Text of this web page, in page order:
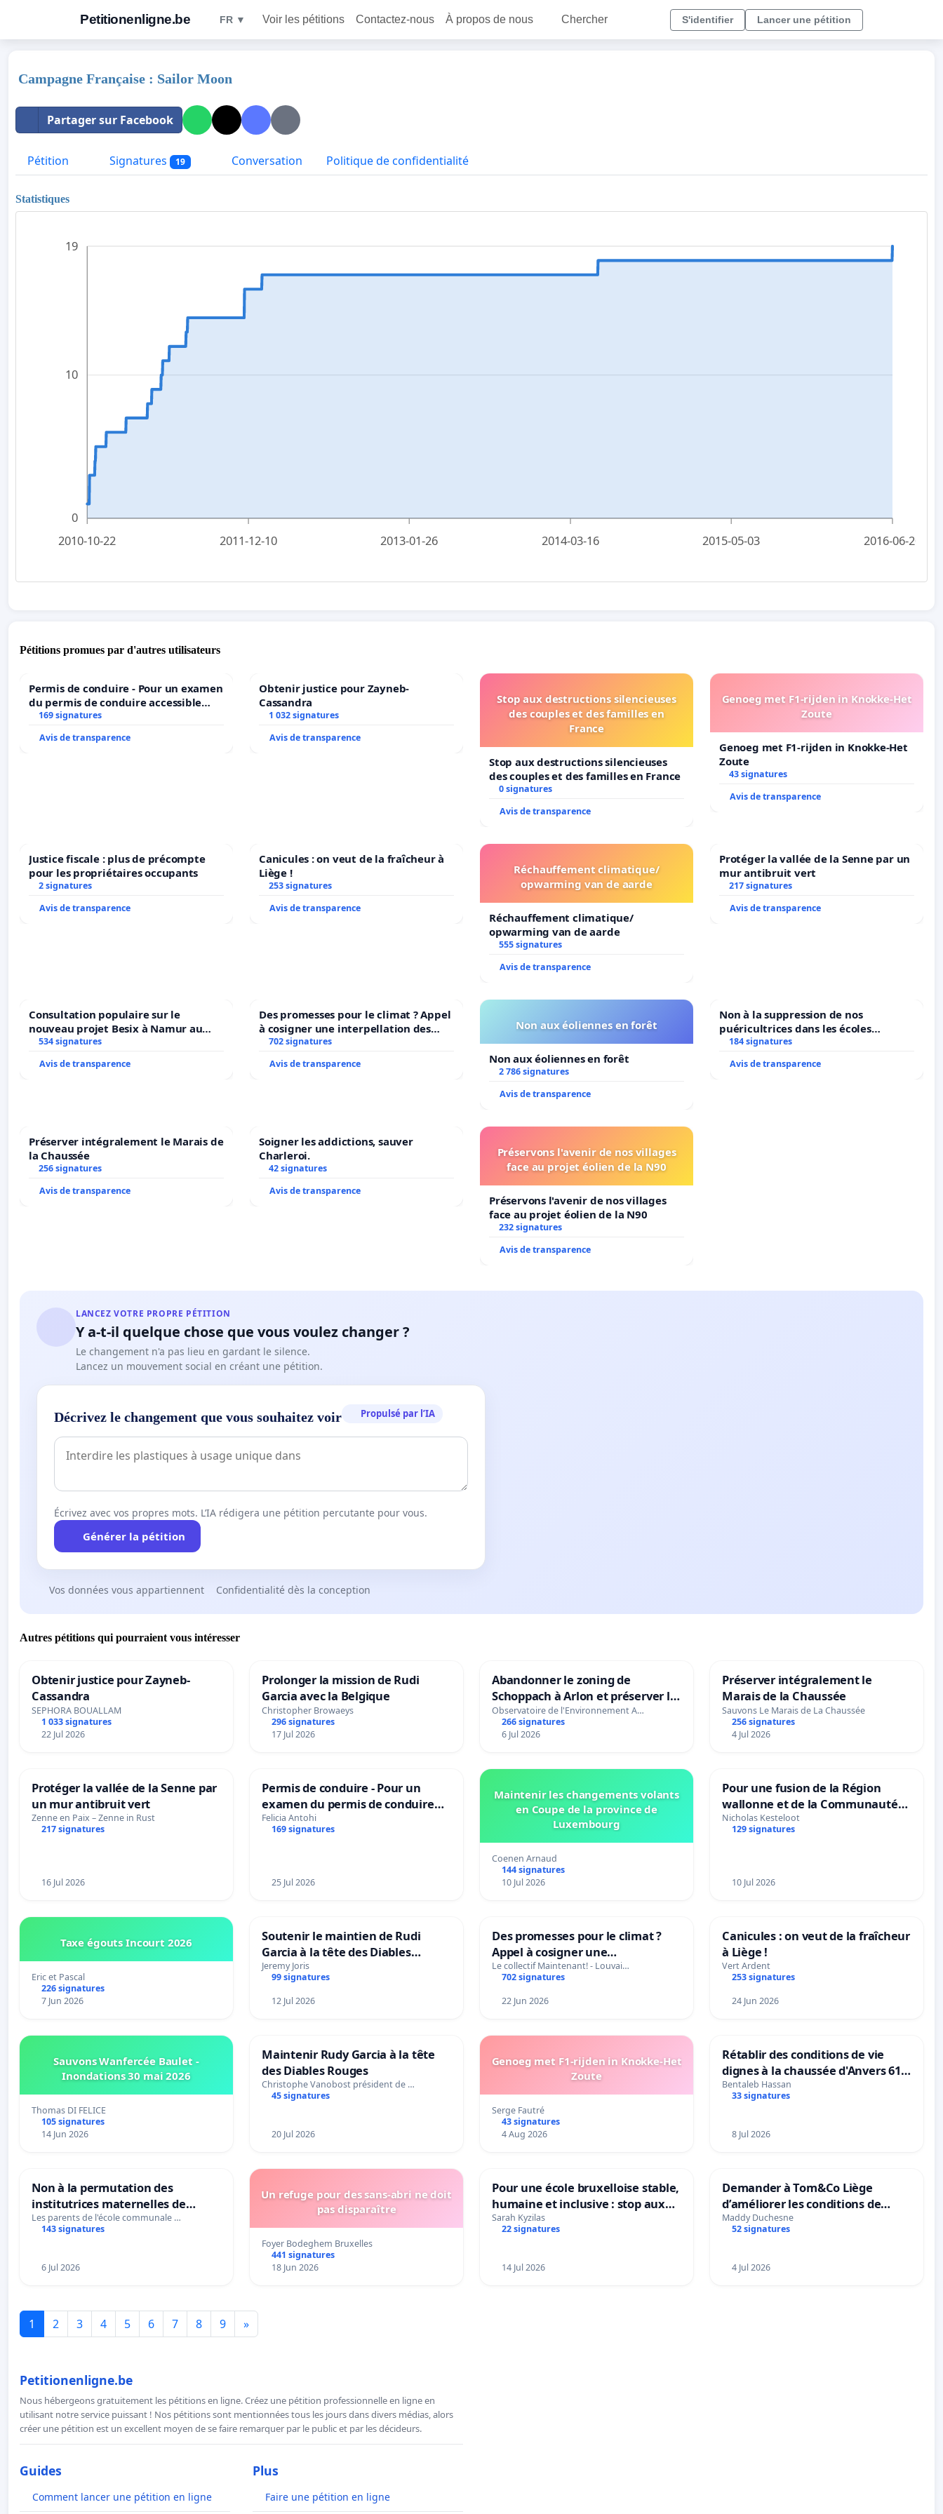
Petitionenligne.be FR ▼ Voir les pétitions Contactez-nous À propos de nous Chercher S'identifier Lancer une pétition
Campagne Française : Sailor Moon
Partager sur Facebook
Pétition Signatures 19 Conversation Politique de confidentialité
Statistiques
0
10
19
2010-10-22 2011-12-10 2013-01-26 2014-03-16 2015-05-03 2016-06-20
Pétitions promues par d'autres utilisateurs
Permis de conduire - Pour un examen
du permis de conduire accessible
dans plusieurs langues à Bruxelles
169 signatures
Avis de transparence
Obtenir justice pour Zayneb-
Cassandra
1 032 signatures
Avis de transparence
Stop aux destructions silencieuses
des couples et des familles en
France
Stop aux destructions silencieuses
des couples et des familles en France
0 signatures
Avis de transparence
Genoeg met F1-rijden in Knokke-Het
Zoute
Genoeg met F1-rijden in Knokke-Het
Zoute
43 signatures
Avis de transparence
Justice fiscale : plus de précompte
pour les propriétaires occupants
2 signatures
Avis de transparence
Canicules : on veut de la fraîcheur à
Liège !
253 signatures
Avis de transparence
Réchauffement climatique/
opwarming van de aarde
Réchauffement climatique/
opwarming van de aarde
555 signatures
Avis de transparence
Protéger la vallée de la Senne par un
mur antibruit vert
217 signatures
Avis de transparence
Consultation populaire sur le
nouveau projet Besix à Namur au
Parc Léopold ?
534 signatures
Avis de transparence
Des promesses pour le climat ? Appel
à cosigner une interpellation des
ministres wallons du climat et de
l’environnement.
702 signatures
Avis de transparence
Non aux éoliennes en forêt
Non aux éoliennes en forêt
2 786 signatures
Avis de transparence
Non à la suppression de nos
puéricultrices dans les écoles
communale de Flémalle !
184 signatures
Avis de transparence
Préserver intégralement le Marais de
la Chaussée
256 signatures
Avis de transparence
Soigner les addictions, sauver
Charleroi.
42 signatures
Avis de transparence
Préservons l'avenir de nos villages
face au projet éolien de la N90
Préservons l'avenir de nos villages
face au projet éolien de la N90
232 signatures
Avis de transparence
LANCEZ VOTRE PROPRE PÉTITION
Y a-t-il quelque chose que vous voulez changer ?
Le changement n'a pas lieu en gardant le silence.
Lancez un mouvement social en créant une pétition.
Décrivez le changement que vous souhaitez voir Propulsé par l’IA
Écrivez avec vos propres mots. L’IA rédigera une pétition percutante pour vous.
Générer la pétition
Vos données vous appartiennent Confidentialité dès la conception
Autres pétitions qui pourraient vous intéresser
Obtenir justice pour Zayneb-
Cassandra
SEPHORA BOUALLAM
1 033 signatures
22 Jul 2026
Prolonger la mission de Rudi
Garcia avec la Belgique
Christopher Browaeys
296 signatures
17 Jul 2026
Abandonner le zoning de
Schoppach à Arlon et préserver le
site naturel
Observatoire de l'Environnement A…
266 signatures
6 Jul 2026
Préserver intégralement le
Marais de la Chaussée
Sauvons Le Marais de La Chaussée
256 signatures
4 Jul 2026
Protéger la vallée de la Senne par
un mur antibruit vert
Zenne en Paix – Zenne in Rust
217 signatures
16 Jul 2026
Permis de conduire - Pour un
examen du permis de conduire
accessible dans plusieurs langues
à Bruxelles
Felicia Antohi
169 signatures
25 Jul 2026
Maintenir les changements volants
en Coupe de la province de
Luxembourg
Coenen Arnaud
144 signatures
10 Jul 2026
Pour une fusion de la Région
wallonne et de la Communauté
française (Fédération Wallonie-
Bruxelles)
Nicholas Kesteloot
129 signatures
10 Jul 2026
Taxe égouts Incourt 2026
Eric et Pascal
226 signatures
7 Jun 2026
Soutenir le maintien de Rudi
Garcia à la tête des Diables
Rouges |Teken voor het behoud
van Rudi Garcia als bondscoach
Jeremy Joris
99 signatures
12 Jul 2026
Des promesses pour le climat ?
Appel à cosigner une
interpellation des ministres
wallons du climat et de
l’environnement.
Le collectif Maintenant! - Louvai…
702 signatures
22 Jun 2026
Canicules : on veut de la fraîcheur
à Liège !
Vert Ardent
253 signatures
24 Jun 2026
Sauvons Wanfercée Baulet -
Inondations 30 mai 2026
Thomas DI FELICE
105 signatures
14 Jun 2026
Maintenir Rudy Garcia à la tête
des Diables Rouges
Christophe Vanobost président de …
45 signatures
20 Jul 2026
Genoeg met F1-rijden in Knokke-Het
Zoute
Serge Fautré
43 signatures
4 Aug 2026
Rétablir des conditions de vie
dignes à la chaussée d'Anvers 61
et 63
Bentaleb Hassan
33 signatures
8 Jul 2026
Non à la permutation des
institutrices maternelles de
Bléharies et Laplaigne !
Préservons la stabilité de nos
Les parents de l'école communale …
143 signatures
6 Jul 2026
Un refuge pour des sans-abri ne doit
pas disparaître
Foyer Bodeghem Bruxelles
441 signatures
18 Jun 2026
Pour une école bruxelloise stable,
humaine et inclusive : stop aux
réformes qui fragilisent le
primaire
Sarah Kyzilas
22 signatures
14 Jul 2026
Demander à Tom&Co Liège
d’améliorer les conditions de
présentation des animaux et de
mettre fin à la vente d’animaux
Maddy Duchesne
52 signatures
4 Jul 2026
1 2 3 4 5 6 7 8 9 »
Petitionenligne.be
Nous hébergeons gratuitement les pétitions en ligne. Créez une pétition professionnelle en ligne en
utilisant notre service puissant ! Nos pétitions sont mentionnées tous les jours dans divers médias, alors
créer une pétition est un excellent moyen de se faire remarquer par le public et par les décideurs.
Guides
Comment lancer une pétition en ligne
Plus
Faire une pétition en ligne